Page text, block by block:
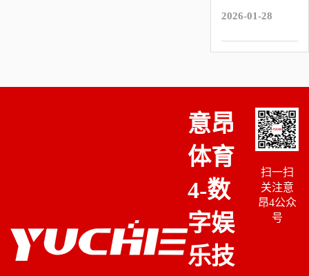
针距与紧凑
扩展能力，连接
备结构简单、规
接器，装配是否
很多用户在实际
装配完成后，往
往难以直观判断
简易牛角是否完
全插合，这种情
况在批量生产中
尤为常见
2026-01-28
意昂
体育
4-数
字娱
乐技
扫一扫
关注意
昂4公众
号